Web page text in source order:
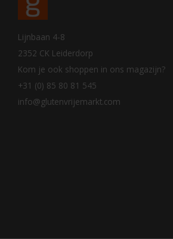
Lijnbaan 4-8
2352 CK Leiderdorp
Kom je ook shoppen in ons magazijn?
+31 (0) 85 80 81 545
info@glutenvrijemarkt.com